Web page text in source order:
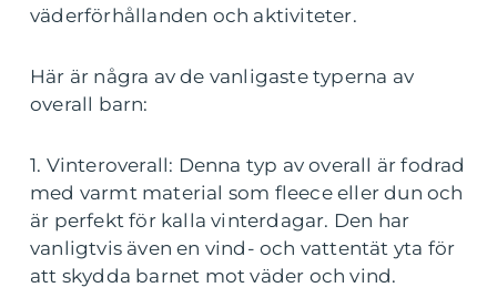
väderförhållanden och aktiviteter.
Här är några av de vanligaste typerna av
overall barn:
1. Vinteroverall: Denna typ av overall är fodrad
med varmt material som fleece eller dun och
är perfekt för kalla vinterdagar. Den har
vanligtvis även en vind- och vattentät yta för
att skydda barnet mot väder och vind.